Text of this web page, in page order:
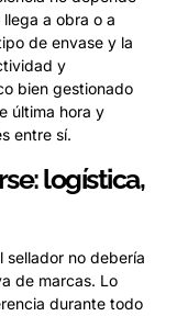
a obra o a
de envase y la
y
bien gestionado
última hora y
entre sí.
logística,
sellador no debería
de marcas. Lo
durante todo